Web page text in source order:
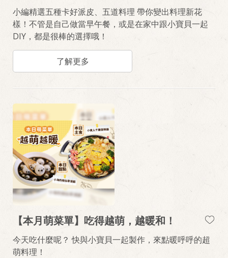
小編精選五種卡好派皮、五道料理 帶你變出料理新花
樣！不管是自己做當早午餐，或是在家中跟小寶貝一起
DIY，都是很棒的選擇哦！
了解更多
【本月萌菜單】吃得越萌，越暖和！
今天吃什麼呢？ 快與小寶貝一起製作，來點暖呼呼的超
萌料理！